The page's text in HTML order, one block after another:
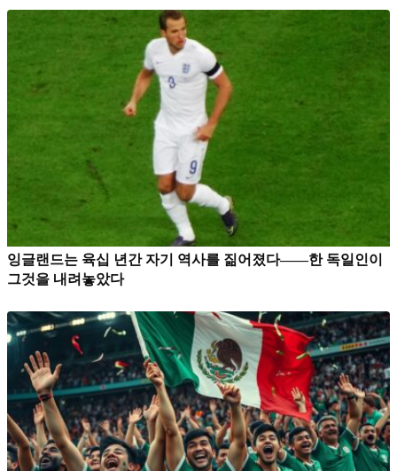
잉글랜드는 육십 년간 자기 역사를 짊어졌다——한 독일인이
그것을 내려놓았다